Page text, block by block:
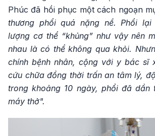
Phúc đã hồi phục một cách ngoạn
thương phổi quá nặng nề. Phổi
lượng cơ thể “khủng” như vậy nên
nhau là có thể không qua khỏi.
chính bệnh nhân, cộng với y bác sĩ
cứu chữa đồng thời trấn an tâm lý,
trong khoảng 10 ngày, phổi đã
máy thở".